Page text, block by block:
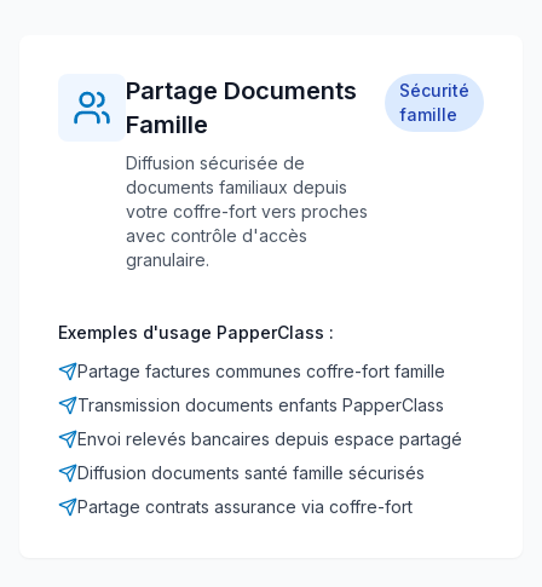
Partage Documents
Famille
Diffusion sécurisée de
documents familiaux depuis
votre coffre-fort vers proches
avec contrôle d'accès
granulaire.
Sécurité
famille
Exemples d'usage PapperClass :
Partage factures communes coffre-fort famille
Transmission documents enfants PapperClass
Envoi relevés bancaires depuis espace partagé
Diffusion documents santé famille sécurisés
Partage contrats assurance via coffre-fort